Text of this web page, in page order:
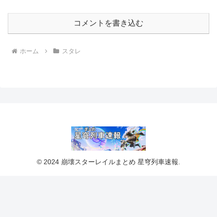
コメントを書き込む
ホーム スタレ
© 2024 崩壊スターレイルまとめ 星穹列車速報.